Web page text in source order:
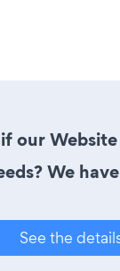
our
We
See the